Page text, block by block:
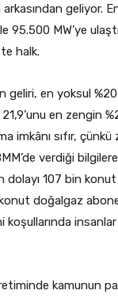
arkasından geliyor.
MW’ye
halk.
geliri, en yoksul
en zengin
imkânı sıfır,
verdiği
dolayı 107 bin
doğalgaz
kamunun